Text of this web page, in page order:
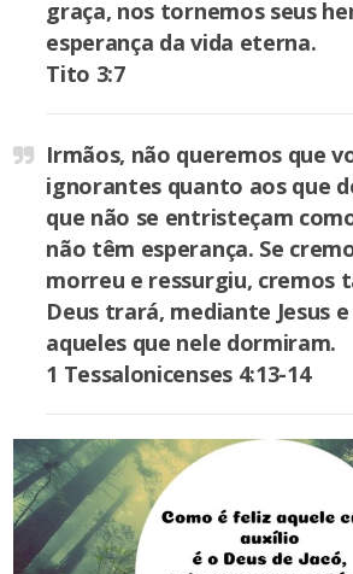
graça, nos tornemos seus
esperança da vida eterna.
Tito 3:7
Irmãos, não queremos que
ignorantes quanto aos que
que não se entristeçam
não têm esperança. Se
morreu e ressurgiu, cremos
Deus trará, mediante Jesus
aqueles que nele dormiram.
1 Tessalonicenses 4:13-14